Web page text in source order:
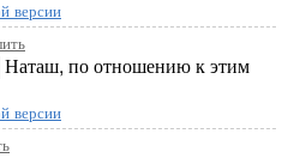
версии
Наташ, по отношению к этим
версии